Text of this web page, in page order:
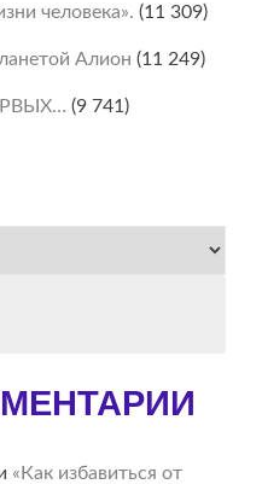
человека». (11 309)
Алион (11 249)
(9 741)
«Как избавиться от